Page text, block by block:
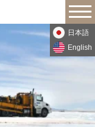
日本語
English